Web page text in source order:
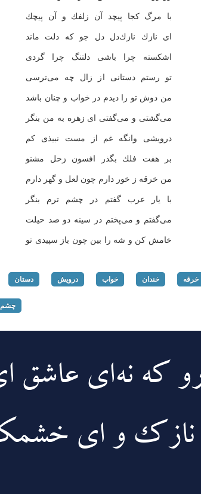
با مرگ كجا پیچد آن زلفك و آن پیچك
ای نازك نازك‌دل دل جو كه دلت ماند
اشكسته چرا باشی دلتنگ چرا گردی
تو رستم دستانی از زال چه می‌ترسی
من دوش تو را دیدم در خواب و چنان باشد
می‌گشتی و می‌گفتی ای زهره به من بنگر
درویشی وانگه غم از مست نبیذی كم
بر هفت فلك بگذر افسون زحل مشنو
من خرقه ز خور دارم چون لعل و گهر دارم
با یار عرب گفتم در چشم ترم بنگر
می‌گفتم و می‌پختم در سینه دو صد حیلت
خامش كن و شه را بین چون باز سپیدی تو
خرقه خندان خواب درویش دستان
چشم